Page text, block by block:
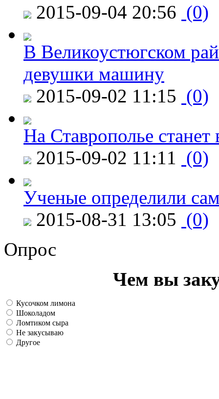
2015-09-04 20:56 (0)
В Великоустюгском
девушки машину
2015-09-02 11:15 (0)
На Ставрополье
2015-09-02 11:11 (0)
Ученые определили
2015-08-31 13:05 (0)
Опрос
Чем вы
Кусочком лимона
Шоколадом
Ломтиком сыра
Не закусываю
Другое